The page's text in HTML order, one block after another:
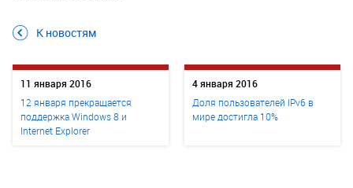
К новостям
11 января 2016
12 января прекращается
поддержка Windows 8 и
Internet Explorer
4 января 2016
Доля пользователей IPv6 в
мире достигла 10%